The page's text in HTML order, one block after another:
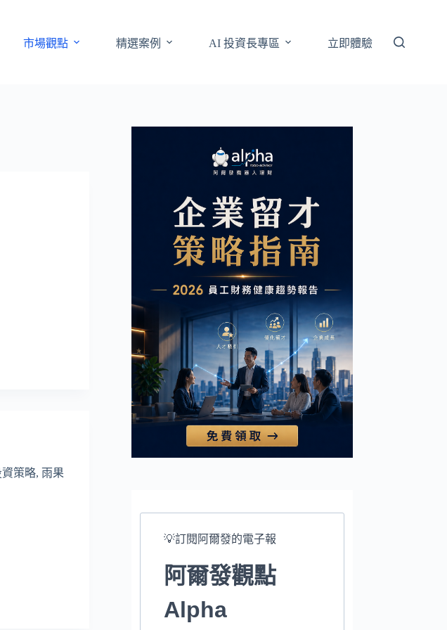
市場觀點 精選案例 AI 投資長專區 立即體驗
資策略, 雨果
💡訂閱阿爾發的電子報
阿爾發觀點
Alpha